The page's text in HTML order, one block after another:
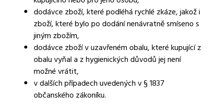
dodávce zboží, které podléhá rychlé zkáze, jakož i
zboží, které bylo po dodání nenávratně smíseno s
jiným zbožím,
dodávce zboží v uzavřeném obalu, které kupující z
obalu vyňal a z hygienických důvodů jej není
možné vrátit,
v dalších případech uvedených v § 1837
občanského zákoníku.